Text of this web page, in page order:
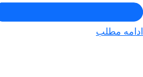
ادامه مطلب